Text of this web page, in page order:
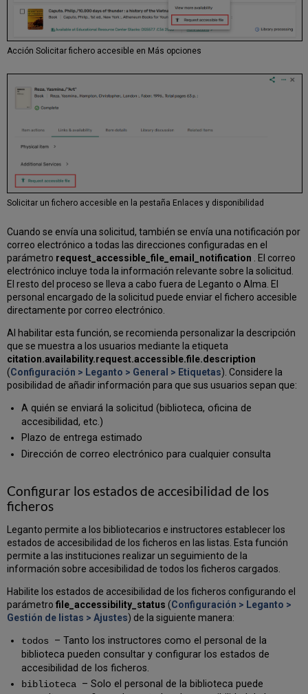
Acción Solicitar fichero accesible en Más opciones
Solicitar un fichero accesible en la pestaña Enlaces y disponibilidad
Cuando se envía una solicitud, también se envía una notificación por
correo electrónico a todas las direcciones configuradas en el
parámetro request_accessible_file_email_notification
. El correo
electrónico incluye toda la información relevante sobre la solicitud.
El resto del proceso se lleva a cabo fuera de Leganto o Alma. El
personal encargado de la solicitud puede enviar el fichero accesible
directamente por correo electrónico.
Al habilitar esta función, se recomienda personalizar la descripción
que se muestra a los usuarios mediante la etiqueta
citation.availability.request.accessible.file.description
(Configuración > Leganto > General > Etiquetas). Considere la
posibilidad de añadir información para que sus usuarios sepan que:
A quién se enviará la solicitud (biblioteca, oficina de
accesibilidad, etc.)
Plazo de entrega estimado
Dirección de correo electrónico para cualquier consulta
Configurar los estados de accesibilidad de los
ficheros
Leganto permite a los bibliotecarios e instructores establecer los
estados de accesibilidad de los ficheros en las listas. Esta función
permite a las instituciones realizar un seguimiento de la
información sobre accesibilidad de todos los ficheros cargados.
Habilite los estados de accesibilidad de los ficheros configurando el
parámetrofile_accessibility_status(Configuración > Leganto >
Gestión de listas > Ajustes) de la siguiente manera:
todos – Tanto los instructores como el personal de la
biblioteca pueden consultar y configurar los estados de
accesibilidad de los ficheros.
biblioteca – Solo el personal de la biblioteca puede